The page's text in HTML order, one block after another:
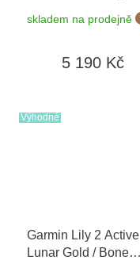
skladem na prodejně
5 190 Kč
Výhodné
Garmin Lily 2 Active
Lunar Gold / Bone